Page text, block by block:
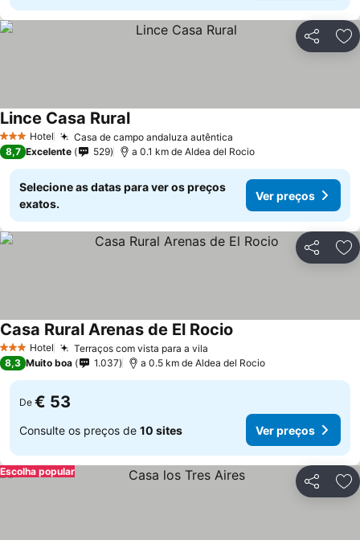
Partilhar
3 EstrelasHotel Casa de campo andaluza autêntica
Lince Casa Rural
8,7 Excelente 529 a 0.1 km de Aldea del Rocio
Selecione as datas para ver os preços
exatos.
Ver preços
Partilhar
3 EstrelasHotel Terraços com vista para a vila
Casa Rural Arenas de El Rocio
8,3 Muito boa 1.037 a 0.5 km de Aldea del Rocio
De € 53
Consulte os preços de 10 sites Ver preços
Partilhar
Escolha popular